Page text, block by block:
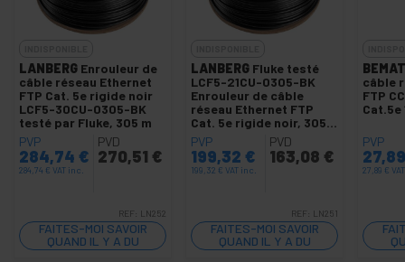
LANBERG Enrouleur de
câble réseau Ethernet
FTP Cat. 5e rigide noir
LCF5-30CU-0305-BK
testé par Fluke, 305 m
PVP
284,74 €
284,74 € VAT inc.
PVD
270,51 €
REF: LN252
FAITES-MOI SAVOIR
QUAND IL Y A DU
STOCK
LANBERG Fluke testé
LCF5-21CU-0305-BK
Enrouleur de câble
réseau Ethernet FTP
Cat. 5e rigide noir, 305
m
PVP
199,32 €
199,32 € VAT inc.
PVD
163,08 €
REF: LN251
FAITES-MOI SAVOIR
QUAND IL Y A DU
STOCK
câble
FTP
Cat.5e
PVP
27,89 €